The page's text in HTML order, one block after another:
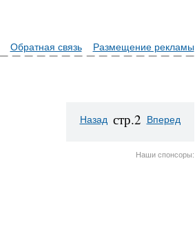
Обратная связь Размещение рекламы
Назад стр.2 Вперед
Наши спонсоры: